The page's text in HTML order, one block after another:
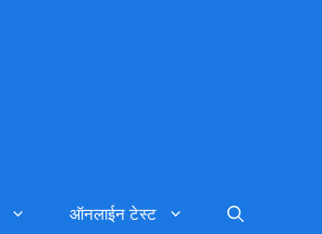
ऑनलाईन टेस्ट